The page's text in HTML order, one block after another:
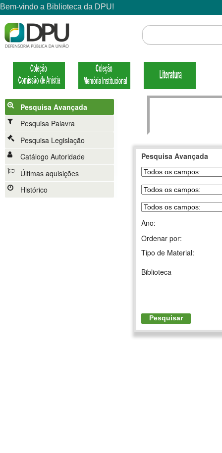
Pesquisa Avançada
Pesquisa Palavra
Pesquisa Legislação
Catálogo Autoridade
Últimas aquisições
Histórico
Pesquisa Avançada
Ano:
Ordenar por:
Tipo de Material:
Biblioteca
Pesquisar